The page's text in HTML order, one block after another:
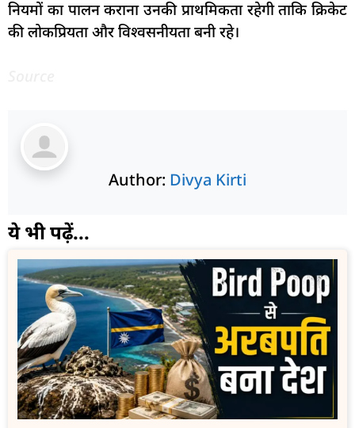
नियमों का पालन कराना उनकी प्राथमिकता रहेगी ताकि क्रिकेट
की लोकप्रियता और विश्वसनीयता बनी रहे।
Author: Divya Kirti
ये भी पढ़ें...